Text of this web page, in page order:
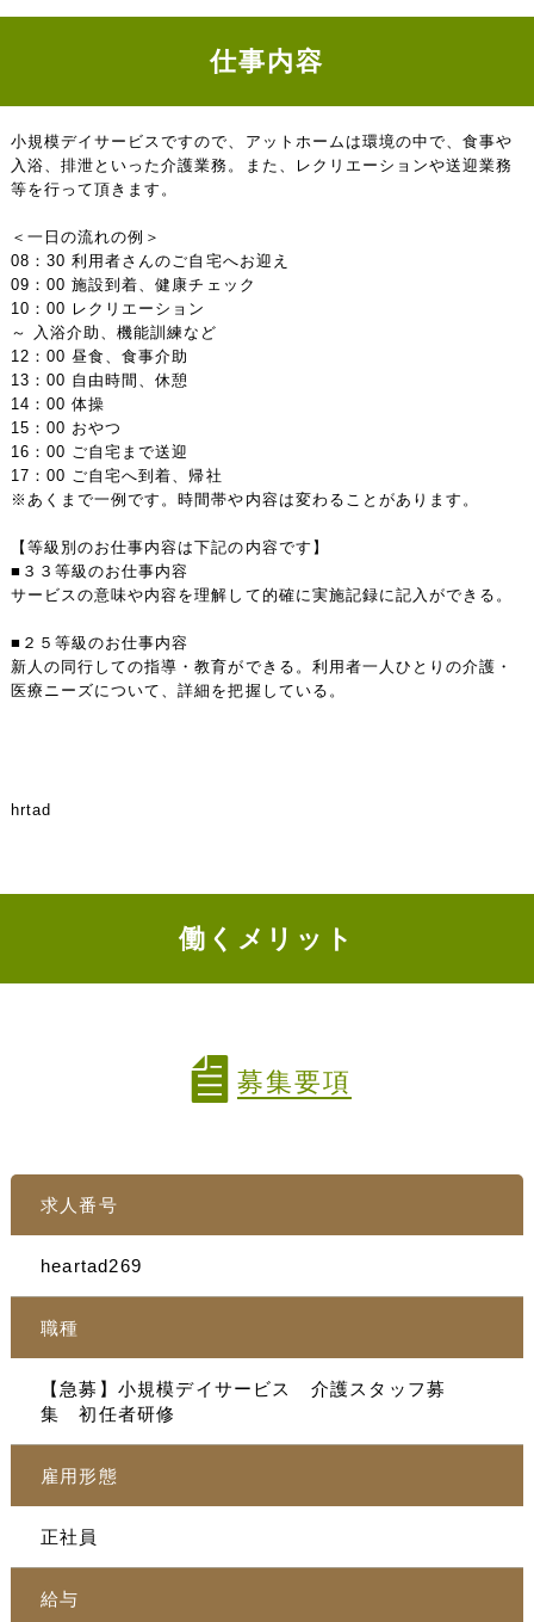
仕事内容
小規模デイサービスですので、アットホームは環境の中で、食事や
入浴、排泄といった介護業務。また、レクリエーションや送迎業務
等を行って頂きます。
＜一日の流れの例＞
08：30 利用者さんのご自宅へお迎え
09：00 施設到着、健康チェック
10：00 レクリエーション
～ 入浴介助、機能訓練など
12：00 昼食、食事介助
13：00 自由時間、休憩
14：00 体操
15：00 おやつ
16：00 ご自宅まで送迎
17：00 ご自宅へ到着、帰社
※あくまで一例です。時間帯や内容は変わることがあります。
【等級別のお仕事内容は下記の内容です】
■３３等級のお仕事内容
サービスの意味や内容を理解して的確に実施記録に記入ができる。
■２５等級のお仕事内容
新人の同行しての指導・教育ができる。利用者一人ひとりの介護・
医療ニーズについて、詳細を把握している。
hrtad
働くメリット
募集要項
求人番号
heartad269
職種
【急募】小規模デイサービス 介護スタッフ募
集 初任者研修
雇用形態
正社員
給与